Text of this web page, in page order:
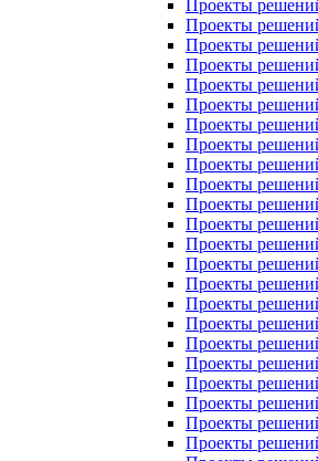
Проекты
Проекты
Проекты
Проекты
Проекты
Проекты
Проекты
Проекты
Проекты
Проекты
Проекты
Проекты
Проекты
Проекты
Проекты
Проекты
Проекты
Проекты
Проекты
Проекты
Проекты
Проекты
Проекты